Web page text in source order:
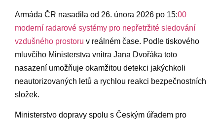
Armáda‍ ČR nasadila od 26. února ⁤2026 po 15:00
moderní radarové systémy pro ⁢nepřetržité ​sledování
‍vzdušného prostoru v reálném čase. ⁤Podle tiskového
mluvčího ‌Ministerstva vnitra Jana Dvořáka ⁣toto
‍nasazení​ umožňuje ​okamžitou⁣ detekci ⁣jakýchkoli
neautorizovaných letů ‌a rychlou reakci bezpečnostních
složek.
Ministerstvo⁣ dopravy spolu s Českým ⁢úřadem pro ​